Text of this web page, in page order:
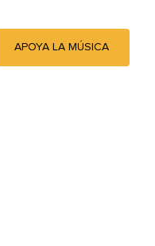
APOYA LA MÚSICA